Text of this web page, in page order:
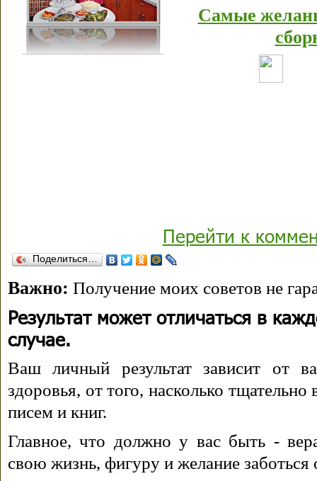
Самые
Перейти к
Поделиться…
Важно: Получение моих советов не
Результат может отличаться в
случае.
Ваш личный результат зависит от
здоровья, от того, насколько
писем и книг.
Главное, что должно у вас быть -
свою жизнь, фигуру и желание заботься